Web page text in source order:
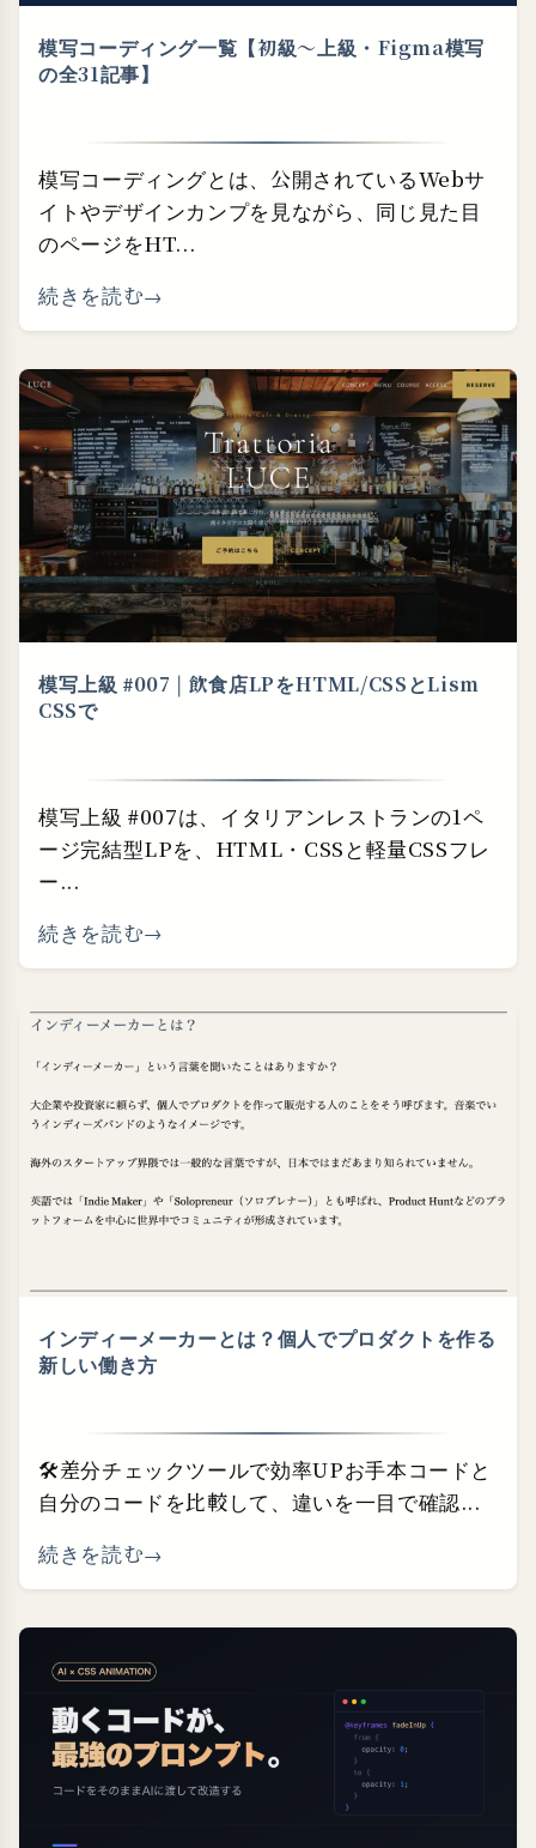
模写コーディング一覧【初級〜上級・⁠Figma模写
の全31記事】
模写コーディングとは、公開されているWebサ
イトやデザインカンプを見ながら、同じ見た目
のページをHT...
続きを読む
模写上級 #007 | 飲食店LPをHTML/CSSとLism
CSSで
模写上級 #007は、イタリアンレストランの1ペ
ージ完結型LPを、HTML・CSSと軽量CSSフレ
ー...
続きを読む
インディーメーカーとは？個人でプロダクトを作る
新しい働き方
🛠差分チェックツールで効率UPお手本コードと
自分のコードを比較して、違いを一目で確認...
続きを読む